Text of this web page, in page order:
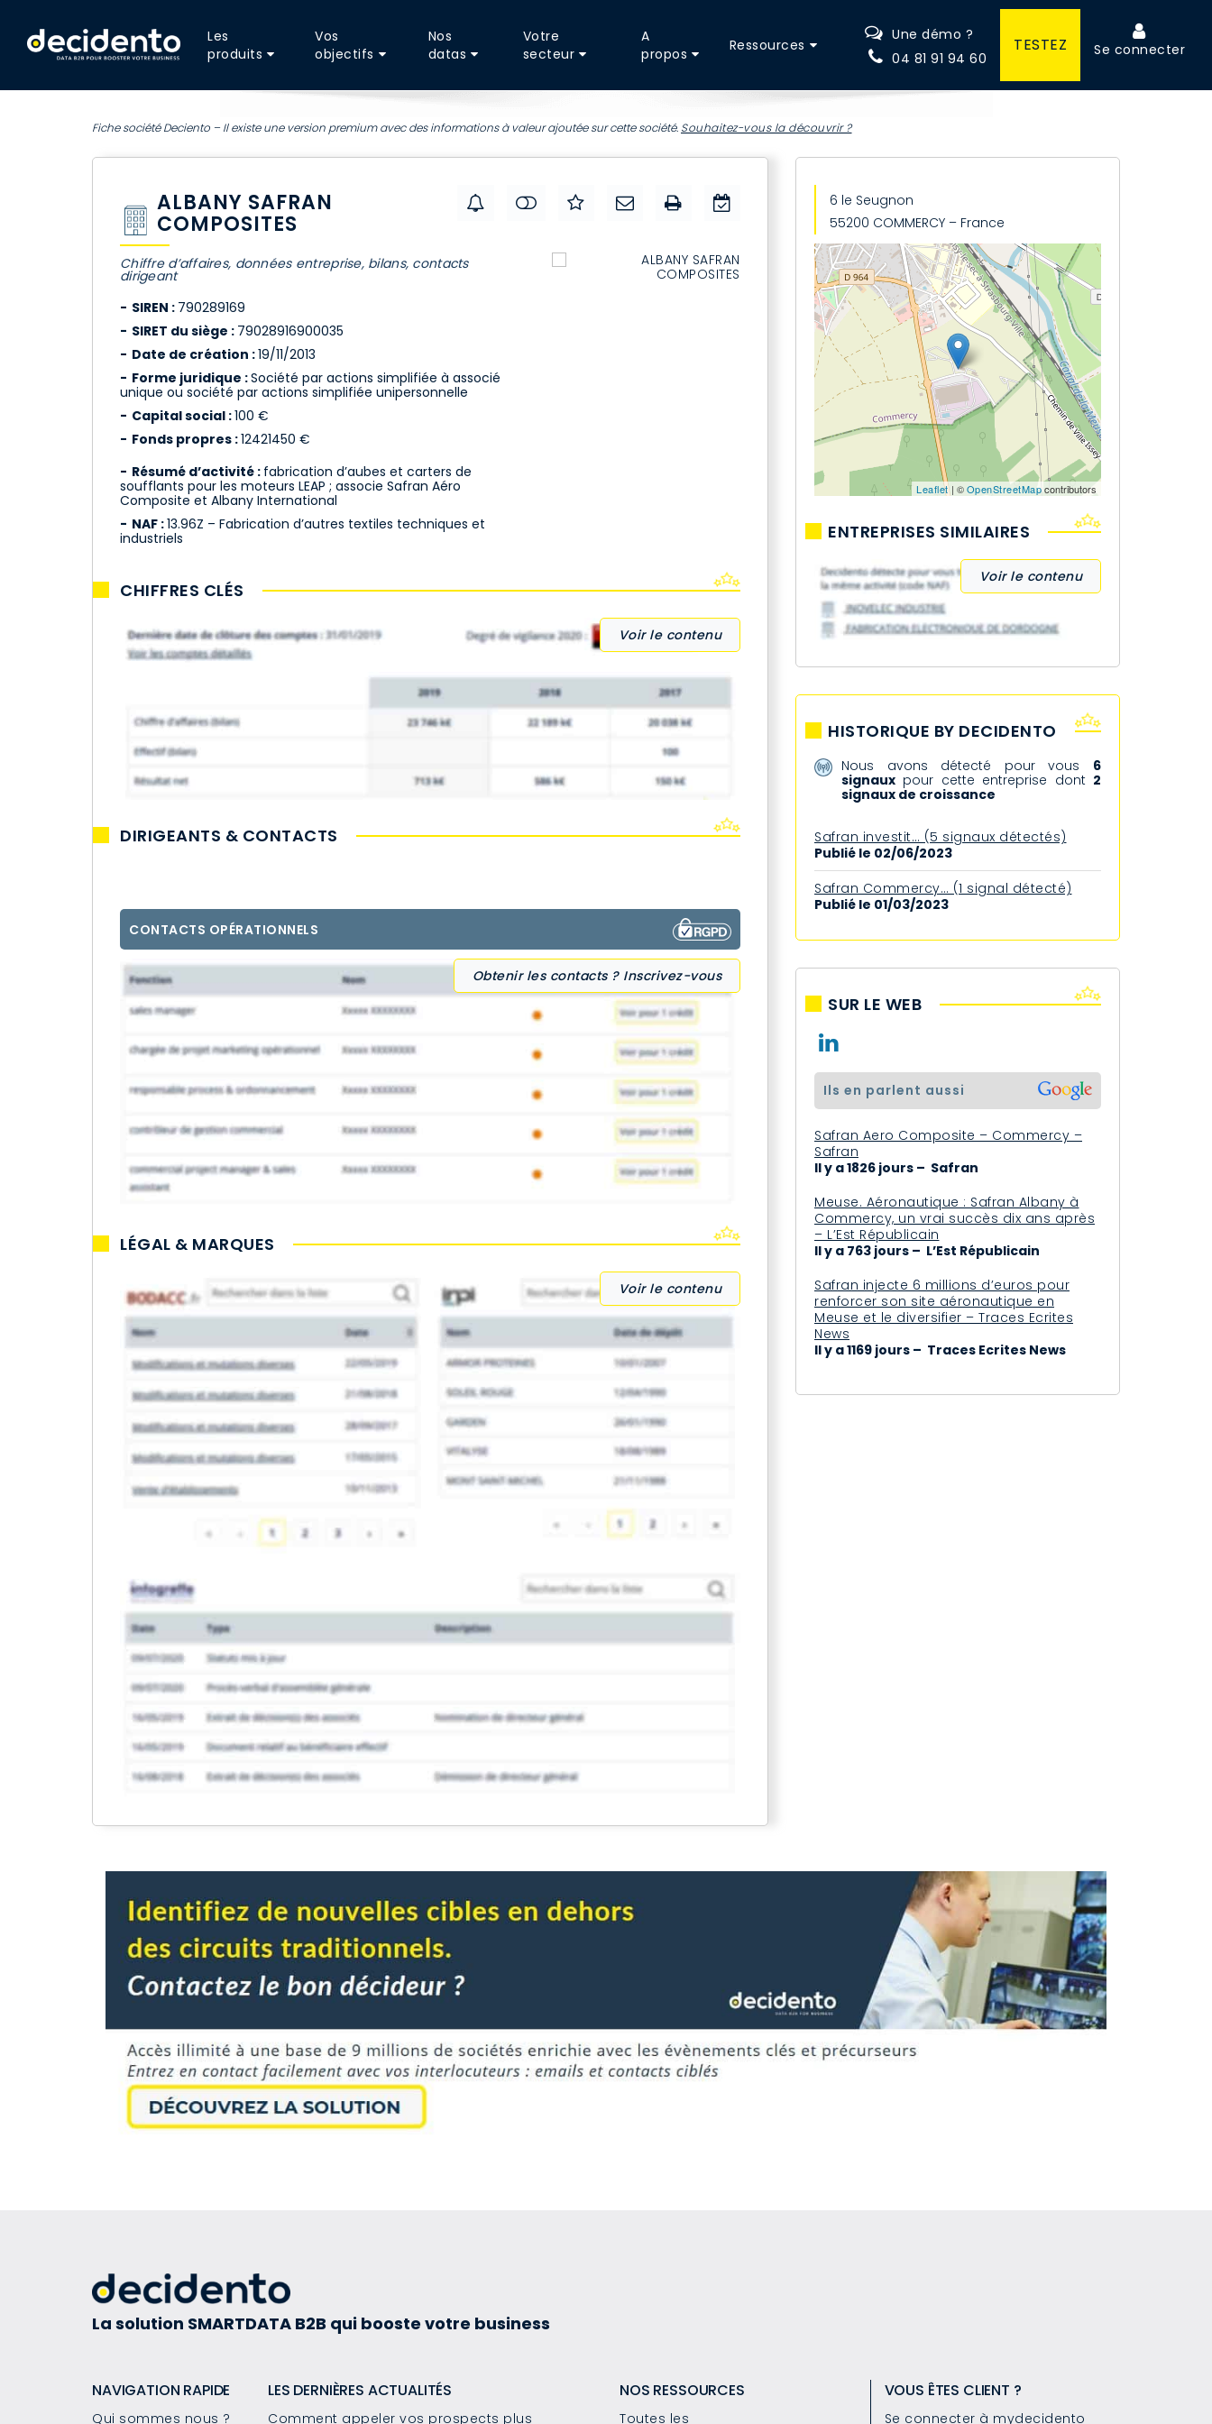
Les
produits
Vos
objectifs
Nos
datas
Votre
secteur
A
propos
Ressources
Une démo ?
04 81 91 94 60
TESTEZ Se connecter
Fiche société Deciento – Il existe une version premium avec des informations à valeur ajoutée sur cette société. Souhaitez-vous la découvrir ?
ALBANY SAFRAN
COMPOSITES
Chiffre d’affaires, données entreprise, bilans, contacts
dirigeant
SIREN : 790289169
SIRET du siège : 79028916900035
Date de création :19/11/2013
Forme juridique :Société par actions simplifiée à associé
unique ou société par actions simplifiée unipersonnelle
Capital social :100 €
Fonds propres :12421450 €
Résumé d’activité : fabrication d’aubes et carters de
soufflants pour les moteurs LEAP ; associe Safran Aéro
Composite et Albany International
NAF :13.96Z – Fabrication d’autres textiles techniques et
industriels
CHIFFRES CLÉS
Voir le contenu
DIRIGEANTS & CONTACTS
CONTACTS OPÉRATIONNELS
Obtenir les contacts ? Inscrivez-vous
LÉGAL & MARQUES
Voir le contenu
6 le Seugnon
55200 COMMERCY – France
Leaflet| ©OpenStreetMapcontributors
ENTREPRISES SIMILAIRES
Voir le contenu
HISTORIQUE BY DECIDENTO
Nous avons détecté pour vous 6
signaux pour cette entreprise dont 2
signaux de croissance
Safran investit… (5 signaux détectés)
Publié le 02/06/2023
Safran Commercy… (1 signal détecté)
Publié le 01/03/2023
SUR LE WEB
ils en parlent aussi
Safran Aero Composite – Commercy –
Safran
Il y a 1826 jours – Safran
Meuse. Aéronautique : Safran Albany à
Commercy, un vrai succès dix ans après
– L’Est Républicain
Il y a 763 jours – L’Est Républicain
Safran injecte 6 millions d’euros pour
renforcer son site aéronautique en
Meuse et le diversifier – Traces Ecrites
News
Il y a 1169 jours – Traces Ecrites News
La solution SMARTDATA B2B qui booste votre business
NAVIGATION RAPIDE
Qui sommes nous ?
LES DERNIÈRES ACTUALITÉS
Comment appeler vos prospects plus
NOS RESSOURCES
Toutes les
VOUS ÊTES CLIENT ?
Se connecter à mydecidento